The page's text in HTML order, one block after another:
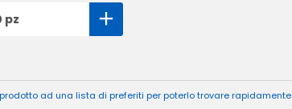
pz
ad una lista di preferiti per poterlo trovare rapidamente